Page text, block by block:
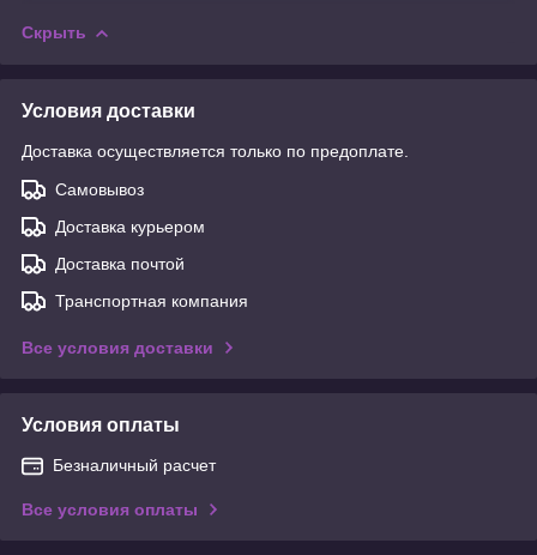
Скрыть
Условия доставки
Доставка осуществляется только по предоплате.
Самовывоз
Доставка курьером
Доставка почтой
Транспортная компания
Все условия доставки
Условия оплаты
Безналичный расчет
Все условия оплаты